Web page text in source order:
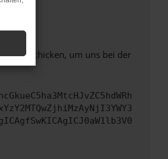
Text schicken, um uns bei der